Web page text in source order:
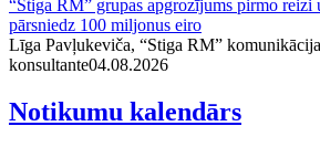
“Stiga RM” grupas apgrozījums pirmo reizi
pārsniedz 100 miljonus eiro
Līga Pavļukeviča, “Stiga RM”
konsultante04.08.2026
Notikumu kalendārs